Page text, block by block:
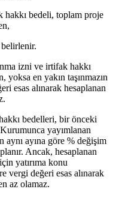
bedeli, toplam proje
izni ve irtifak hakkı
yoksa en yakın taşınmazın
esas alınarak hesaplanan
bedelleri, bir önceki
yayımlanan
aynı ayına göre % değişim
Ancak, hesaplanan
yatırıma konu
vergi değeri esas alınarak
az olamaz.